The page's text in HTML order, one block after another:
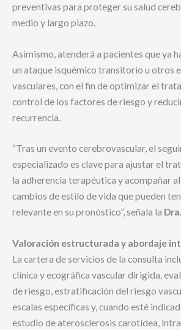
preventivas para proteger su salud
medio y largo plazo.
Asimismo, atenderá a pacientes que ya
un ataque isquémico transitorio u otros
vasculares, con el fin de optimizar el
control de los factores de riesgo y
recurrencia.
“Tras un evento cerebrovascular, el
especializado es clave para ajustar el
la adherencia terapéutica y acompañar
cambios de estilo de vida que pueden
relevante en su pronóstico”, señala la
Valoración estructurada y abordaje
La cartera de servicios de la consulta
clínica y ecográfica vascular dirigida,
de riesgo, estratificación del riesgo
escalas específicas y, cuando esté
estudio de aterosclerosis carotídea,